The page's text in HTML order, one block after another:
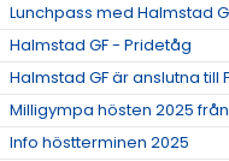
Lunchpass med Halmstad
Halmstad GF - Pridetåg
Halmstad GF är anslutna till
Milligympa hösten 2025
Info höstterminen 2025